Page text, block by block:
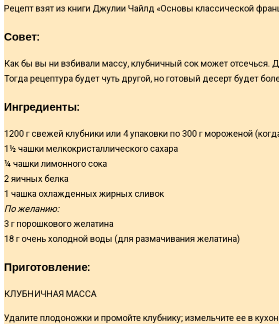
Рецепт взят из книги Джулии Чайлд «Основы классической
Совет:
Как бы вы ни взбивали массу, клубничный сок может отсечься.
Тогда рецептура будет чуть другой, но готовый десерт будет
Ингредиенты:
1200 г свежей клубники или 4 упаковки по 300 г мороженой
1½ чашки мелкокристаллического сахара
¼ чашки лимонного сока
2 яичных белка
1 чашка охлажденных жирных сливок
По желанию:
3 г порошкового желатина
18 г очень холодной воды (для размачивания желатина)
Приготовление:
КЛУБНИЧНАЯ МАССА
Удалите плодоножки и промойте клубнику; измельчите ее в